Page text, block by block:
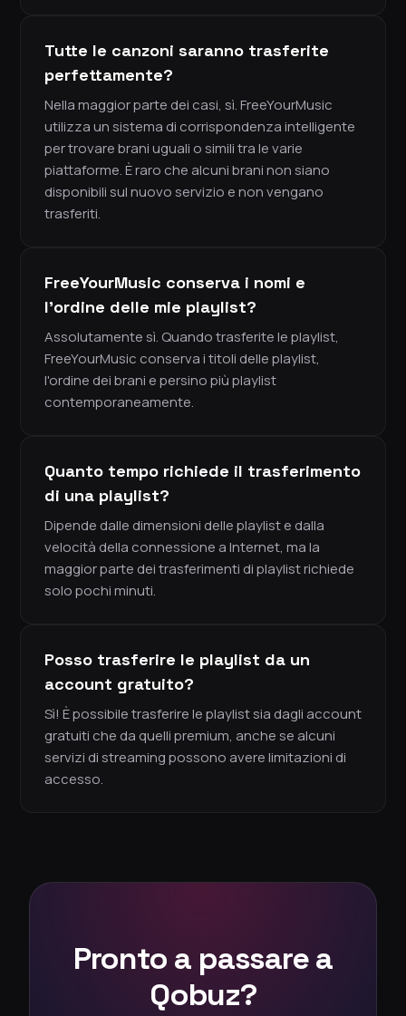
Tutte le canzoni saranno trasferite
perfettamente?
Nella maggior parte dei casi, sì. FreeYourMusic
utilizza un sistema di corrispondenza intelligente
per trovare brani uguali o simili tra le varie
piattaforme. È raro che alcuni brani non siano
disponibili sul nuovo servizio e non vengano
trasferiti.
FreeYourMusic conserva i nomi e
l'ordine delle mie playlist?
Assolutamente sì. Quando trasferite le playlist,
FreeYourMusic conserva i titoli delle playlist,
l'ordine dei brani e persino più playlist
contemporaneamente.
Quanto tempo richiede il trasferimento
di una playlist?
Dipende dalle dimensioni delle playlist e dalla
velocità della connessione a Internet, ma la
maggior parte dei trasferimenti di playlist richiede
solo pochi minuti.
Posso trasferire le playlist da un
account gratuito?
Sì! È possibile trasferire le playlist sia dagli account
gratuiti che da quelli premium, anche se alcuni
servizi di streaming possono avere limitazioni di
accesso.
Pronto a passare a
Qobuz?